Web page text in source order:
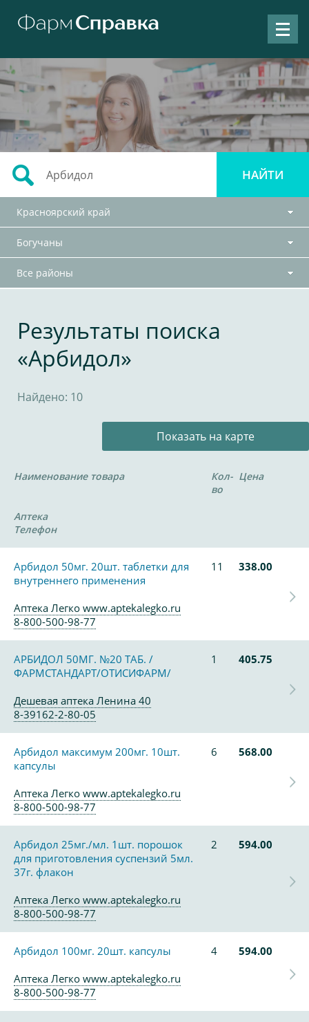
Красноярский край
Богучаны
Все районы
Результаты поиска
«Арбидол»
Найдено: 10
Показать на карте
Наименование товара
Кол-
во
Цена
Аптека
Телефон
Арбидол 50мг. 20шт. таблетки для
внутреннего применения
11 338.00
Аптека Легко www.aptekalegko.ru
8-800-500-98-77
АРБИДОЛ 50МГ. №20 ТАБ. /
ФАРМСТАНДАРТ/ОТИСИФАРМ/
1 405.75
Дешевая аптека Ленина 40
8-39162-2-80-05
Арбидол максимум 200мг. 10шт.
капсулы
6 568.00
Аптека Легко www.aptekalegko.ru
8-800-500-98-77
Арбидол 25мг./мл. 1шт. порошок
для приготовления суспензий 5мл.
37г. флакон
2 594.00
Аптека Легко www.aptekalegko.ru
8-800-500-98-77
Арбидол 100мг. 20шт. капсулы 4
594.00
Аптека Легко www.aptekalegko.ru
8-800-500-98-77